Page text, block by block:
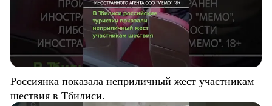
Россиянка показала неприличный жест участникам
шествия в Тбилиси.